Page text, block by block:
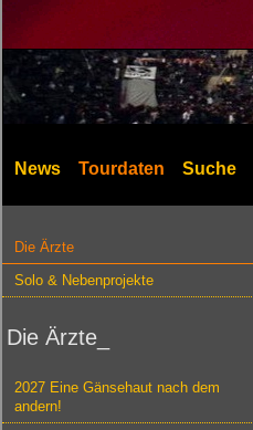
News Tourdaten Suche
Die Ärzte
Solo & Nebenprojekte
Die Ärzte_
2027 Eine Gänsehaut nach dem
andern!